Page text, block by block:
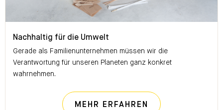
Nachhaltig für die Umwelt
Gerade als Familienunternehmen müssen wir die
Verantwortung für unseren Planeten ganz konkret
wahrnehmen.
MEHR ERFAHREN NACHHALTIG